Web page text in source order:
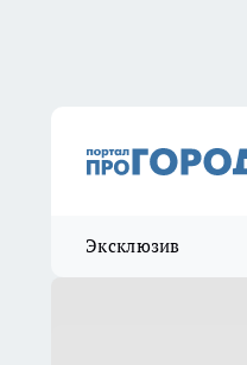
Эксклюзив